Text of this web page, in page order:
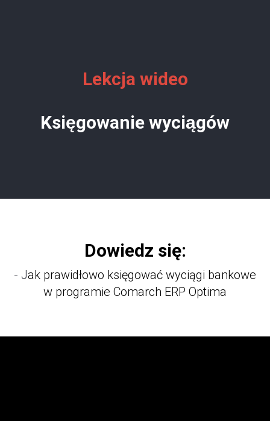
Lekcja wideo
Księgowanie wyciągów
Dowiedz się:
- Jak prawidłowo księgować wyciągi bankowe
w programie Comarch ERP Optima